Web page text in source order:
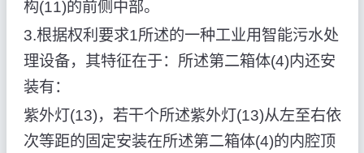
构(11)的前侧中部。
3.根据权利要求1所述的一种工业用智能污水处
理设备，其特征在于：所述第二箱体(4)内还安
装有：
紫外灯(13)，若干个所述紫外灯(13)从左至右依
次等距的固定安装在所述第二箱体(4)的内腔顶